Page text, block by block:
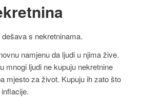
s nekretninama.
namjenu da ljudi u njima žive.
mnogi ljudi ne kupuju nekretnine
mjesto za život. Kupuju ih zato što